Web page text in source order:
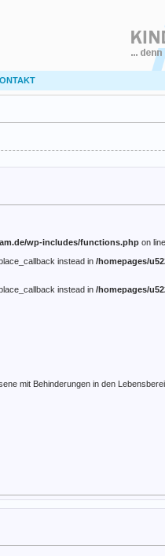
wp-includes/functions.php on line
instead in /homepages/
instead in /homepages/
mit Behinderungen in den